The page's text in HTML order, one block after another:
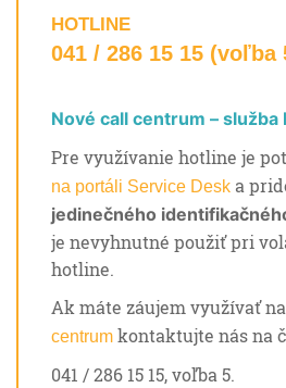
HOTLINE
041 / 286 15 15 (voľba
Nové call centrum – služba
Pre využívanie hotline je
na portáli Service Desk a
jedinečného
je nevyhnutné použiť pri
hotline.
Ak máte záujem využívať
centrum kontaktujte nás na
041 / 286 15 15, voľba 5.